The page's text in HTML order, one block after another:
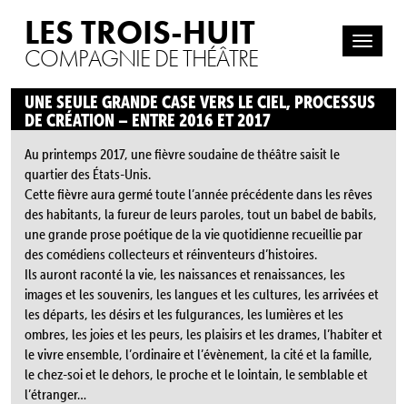
LES TROIS-HUIT
COMPAGNIE DE THÉÂTRE
UNE SEULE GRANDE CASE VERS LE CIEL, PROCESSUS
DE CRÉATION – ENTRE 2016 ET 2017
Au printemps 2017, une fièvre soudaine de théâtre saisit le
quartier des États-Unis.
Cette fièvre aura germé toute l’année précédente dans les rêves
des habitants, la fureur de leurs paroles, tout un babel de babils,
une grande prose poétique de la vie quotidienne recueillie par
des comédiens collecteurs et réinventeurs d’histoires.
Ils auront raconté la vie, les naissances et renaissances, les
images et les souvenirs, les langues et les cultures, les arrivées et
les départs, les désirs et les fulgurances, les lumières et les
ombres, les joies et les peurs, les plaisirs et les drames, l’habiter et
le vivre ensemble, l’ordinaire et l’évènement, la cité et la famille,
le chez-soi et le dehors, le proche et le lointain, le semblable et
l’étranger…